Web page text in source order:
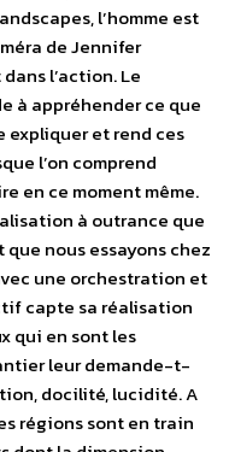
l’homme est
de Jennifer
l’action. Le
à appréhender ce que
expliquer et rend ces
l’on comprend
en ce moment même.
à outrance que
nous essayons chez
une orchestration et
capte sa réalisation
qui en sont les
leur demande-t-
docilité, lucidité. A
régions sont en train